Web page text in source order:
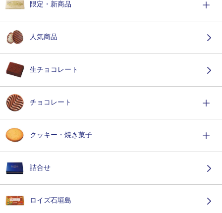
限定・新商品
人気商品
生チョコレート
チョコレート
クッキー・焼き菓子
詰合せ
ロイズ石垣島